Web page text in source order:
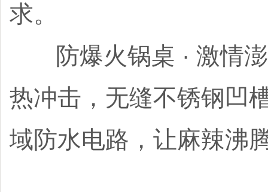
求。
防爆火锅桌 · 激情澎
热冲击，无缝不锈钢凹
域防水电路，让麻辣沸